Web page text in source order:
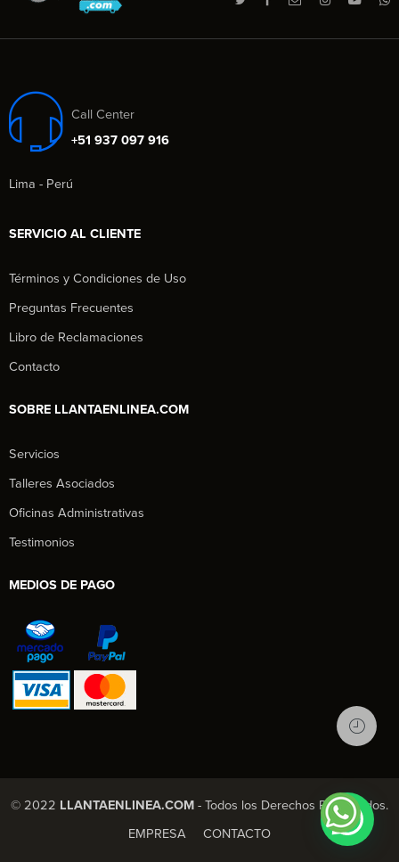
Call Center
+51 937 097 916
Lima - Perú
SERVICIO AL CLIENTE
Términos y Condiciones de Uso
Preguntas Frecuentes
Libro de Reclamaciones
Contacto
SOBRE LLANTAENLINEA.COM
Servicios
Talleres Asociados
Oficinas Administrativas
Testimonios
MEDIOS DE PAGO
© 2022 LLANTAENLINEA.COM - Todos los Derechos Reservados.
EMPRESA
CONTACTO